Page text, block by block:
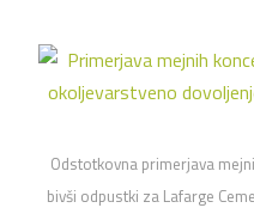
Odstotkovna primerjava
bivši odpustki za Lafarge